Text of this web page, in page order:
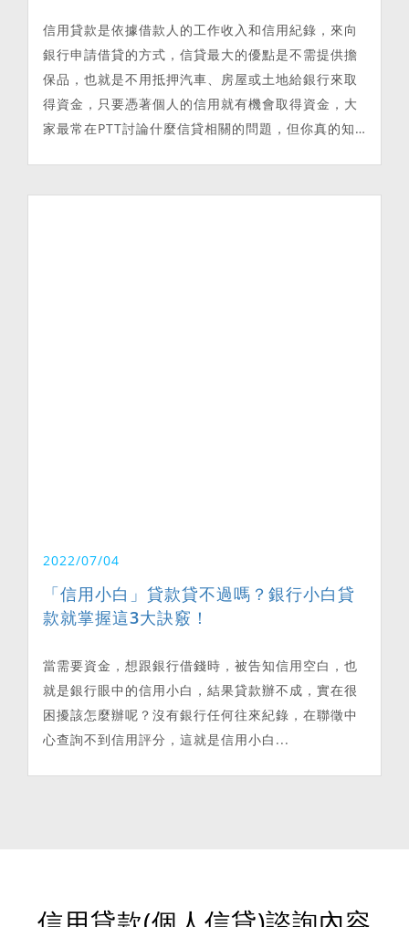
信用貸款是依據借款人的工作收入和信用紀錄，來向
銀行申請借貸的方式，信貸最大的優點是不需提供擔
保品，也就是不用抵押汽車、房屋或土地給銀行來取
得資金，只要憑著個人的信用就有機會取得資金，大
家最常在PTT討論什麼信貸相關的問題，但你真的知
2022/07/04
「信用小白」貸款貸不過嗎？銀行小白貸
款就掌握這3大訣竅！
當需要資金，想跟銀行借錢時，被告知信用空白，也
就是銀行眼中的信用小白，結果貸款辦不成，實在很
困擾該怎麼辦呢？沒有銀行任何往來紀錄，在聯徵中
心查詢不到信用評分，這就是信用小白...